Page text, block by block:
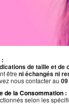
de taille et de
être ni échangés ni
nous contacter au
de la Consommation :
selon les